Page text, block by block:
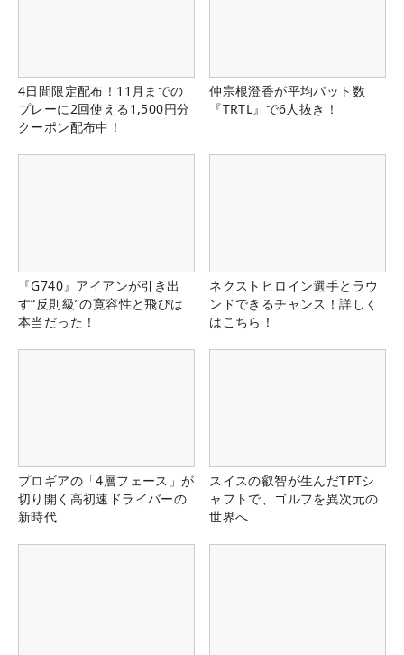
4日間限定配布！11月までの
プレーに2回使える1,500円分
クーポン配布中！
仲宗根澄香が平均パット数
『TRTL』で6人抜き！
『G740』アイアンが引き出
す“反則級”の寛容性と飛びは
本当だった！
ネクストヒロイン選手とラウ
ンドできるチャンス！詳しく
はこちら！
プロギアの「4層フェース」が
切り開く高初速ドライバーの
新時代
スイスの叡智が生んだTPTシ
ャフトで、ゴルフを異次元の
世界へ